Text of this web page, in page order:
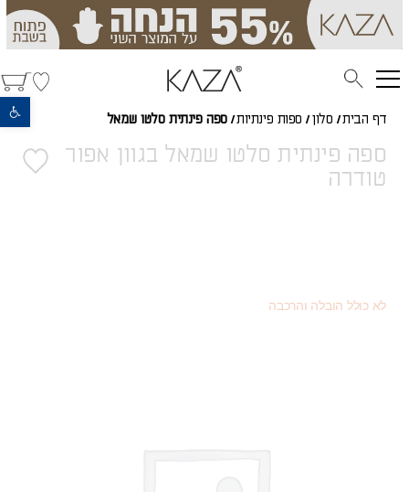
פתח סרגל נגישות
דף הבית/ סלון / ספות פינתיות/ ספה פינתית סלטו שמאל
ספה פינתית סלטו שמאל בגוון אפור
טודרה
לא כולל הובלה והרכבה